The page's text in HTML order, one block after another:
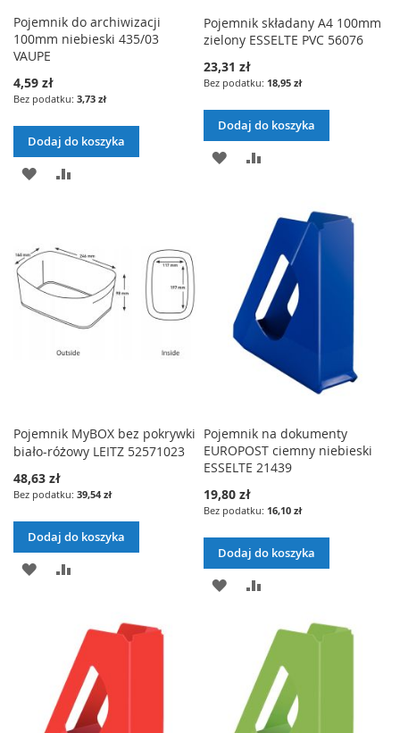
Pojemnik do archiwizacji
100mm niebieski 435/03
VAUPE
4,59 zł
3,73 zł
Dodaj do koszyka
DODAJ
ŻYCZEŃ
Pojemnik składany A4 100mm
zielony ESSELTE PVC 56076
23,31 zł
18,95 zł
Dodaj do koszyka
DODAJ
ŻYCZEŃ
Pojemnik MyBOX bez pokrywki
biało-różowy LEITZ 52571023
48,63 zł
39,54 zł
Dodaj do koszyka
DODAJ
ŻYCZEŃ
Pojemnik na dokumenty
EUROPOST ciemny niebieski
ESSELTE 21439
19,80 zł
16,10 zł
Dodaj do koszyka
DODAJ
ŻYCZEŃ